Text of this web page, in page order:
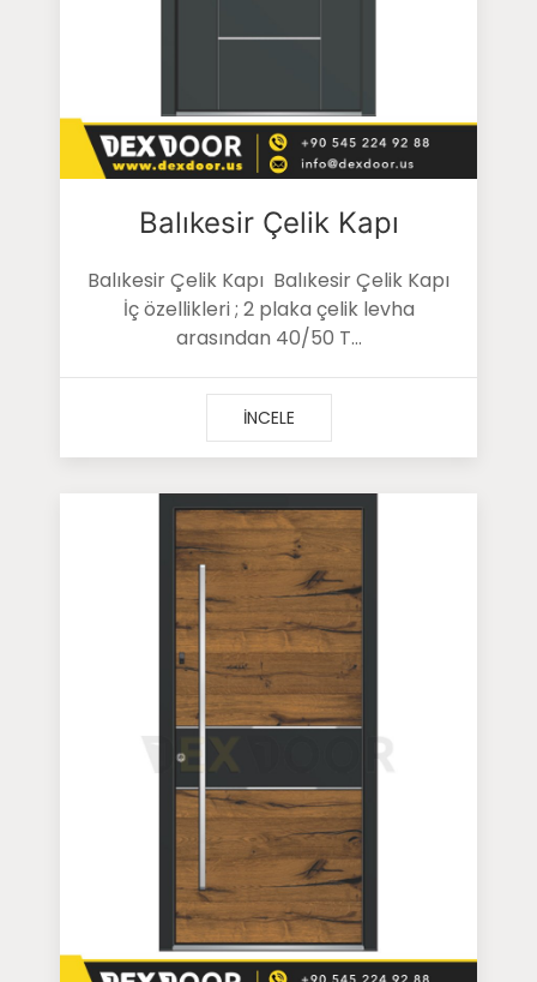
Balıkesir Çelik Kapı
Balıkesir Çelik Kapı Balıkesir Çelik Kapı
İç özellikleri ; 2 plaka çelik levha
arasından 40/50 T...
İNCELE